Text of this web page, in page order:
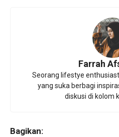
Farrah
Seorang lifestye
yang suka berbagi
diskusi di kolom
Bagikan: